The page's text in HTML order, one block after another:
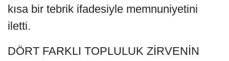
kısa bir tebrik ifadesiyle memnuniyetini
iletti.
DÖRT FARKLI TOPLULUK ZİRVENİN